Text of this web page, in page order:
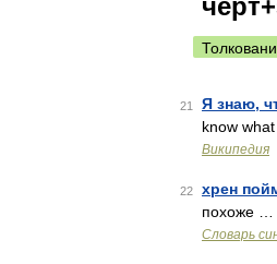
21 Я знаю,
know
Википедия
22 хрен
похоже …
Словарь